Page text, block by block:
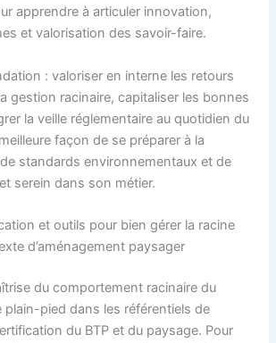
apprendre à articuler innovation,
et valorisation des savoir-faire.
: valoriser en interne les retours
gestion racinaire, capitaliser les bonnes
la veille réglementaire au quotidien du
façon de se préparer à la
standards environnementaux et de
serein dans son métier.
et outils pour bien gérer la racine
d’aménagement paysager
du comportement racinaire du
plain-pied dans les référentiels de
du BTP et du paysage. Pour